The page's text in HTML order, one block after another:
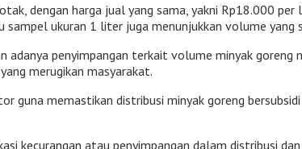
dengan harga jual yang sama, yakni Rp18.000
ukuran 1 liter juga menunjukkan volume yang
penyimpangan terkait volume minyak goreng
merugikan masyarakat.
guna memastikan distribusi minyak goreng
kecurangan atau penyimpangan dalam distribusi